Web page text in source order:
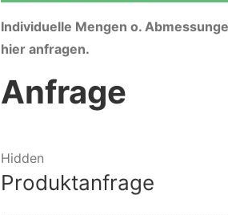
Individuelle Mengen o.
hier anfragen.
Anfrage
Hidden
Produktanfrage